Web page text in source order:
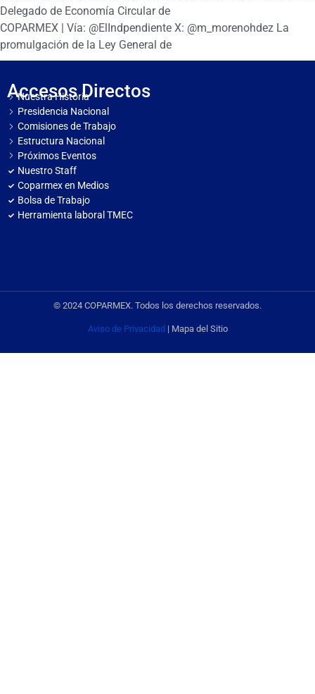
Delegado de Economía Circular de
COPARMEX | Vía: @ElIndpendiente X: @m_morenohdez La
promulgación de la Ley General de
Accesos Directos
Nuestra Historia
Presidencia Nacional
Comisiones de Trabajo
Estructura Nacional
Próximos Eventos
Nuestro Staff
Coparmex en Medios
Bolsa de Trabajo
Herramienta laboral TMEC
© 2024 COPARMEX. Todos los derechos reservados.
Aviso de Privacidad | Mapa del Sitio